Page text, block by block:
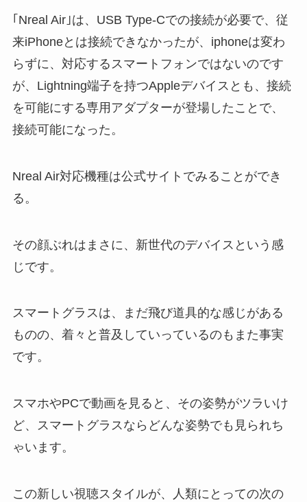
｢Nreal Air｣は、USB Type-Cでの接続が必要で、従
来iPhoneとは接続できなかったが、iphoneは変わ
らずに、対応するスマートフォンではないのです
が、Lightning端子を持つAppleデバイスとも、接続
を可能にする専用アダプターが登場したことで、
接続可能になった。
Nreal Air対応機種は公式サイトでみることができ
る。
その顔ぶれはまさに、新世代のデバイスという感
じです。
スマートグラスは、まだ飛び道具的な感じがある
ものの、着々と普及していっているのもまた事実
です。
スマホやPCで動画を見ると、その姿勢がツラいけ
ど、スマートグラスならどんな姿勢でも見られち
ゃいます。
この新しい視聴スタイルが、人類にとっての次の